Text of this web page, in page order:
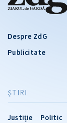
Despre ZdG
Publicitate
ŞTIRI
Justiție Politic